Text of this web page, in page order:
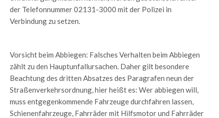
der Telefonnummer 02131-3000 mit der Polizei in
Verbindung zu setzen.
Vorsicht beim Abbiegen: Falsches Verhalten beim Abbiegen
zählt zu den Hauptunfallursachen. Daher gilt besondere
Beachtung des dritten Absatzes des Paragrafen neun der
Straßenverkehrsordnung, hier heißt es: Wer abbiegen will,
muss entgegenkommende Fahrzeuge durchfahren lassen,
Schienenfahrzeuge, Fahrräder mit Hilfsmotor und Fahrräder